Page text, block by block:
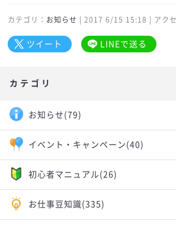
カテゴリ： お知らせ | 2017 6/15 15:18 | アク
ツイート LINEで送る
カテゴリ
お知らせ (79)
イベント・キャンペーン (40)
初心者マニュアル(26)
お仕事豆知識(335)